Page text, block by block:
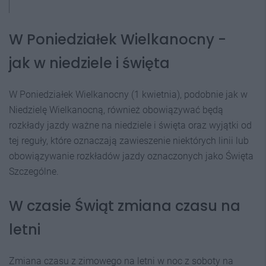
W Poniedziałek Wielkanocny -
jak w niedziele i święta
W Poniedziałek Wielkanocny (1 kwietnia), podobnie jak w
Niedzielę Wielkanocną, również obowiązywać będą
rozkłady jazdy ważne na niedziele i święta oraz wyjątki od
tej reguły, które oznaczają zawieszenie niektórych linii lub
obowiązywanie rozkładów jazdy oznaczonych jako Święta
Szczególne.
W czasie Świąt zmiana czasu na
letni
Zmiana czasu z zimowego na letni w noc z soboty na